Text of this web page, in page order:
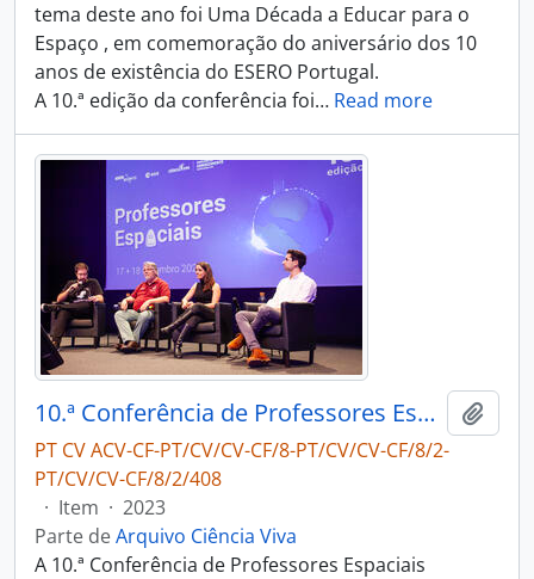
tema deste ano foi Uma Década a Educar para o
Espaço , em comemoração do aniversário dos 10
anos de existência do ESERO Portugal.
A 10.ª edição da conferência foi… Read more
10.ª Conferência de Professores Espaciais
PT CV ACV-CF-PT/CV/CV-CF/8-PT/CV/CV-CF/8/2-
PT/CV/CV-CF/8/2/408
· Item · 2023
Parte deArquivo Ciência Viva
A 10.ª Conferência de Professores Espaciais